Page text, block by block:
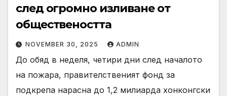
след огромно изливане от
обществеността
NOVEMBER 30, 2025 ADMIN
До обяд в неделя, четири дни след началото
на пожара, правителственият фонд за
подкрепа нарасна до 1,2 милиарда хонконгски